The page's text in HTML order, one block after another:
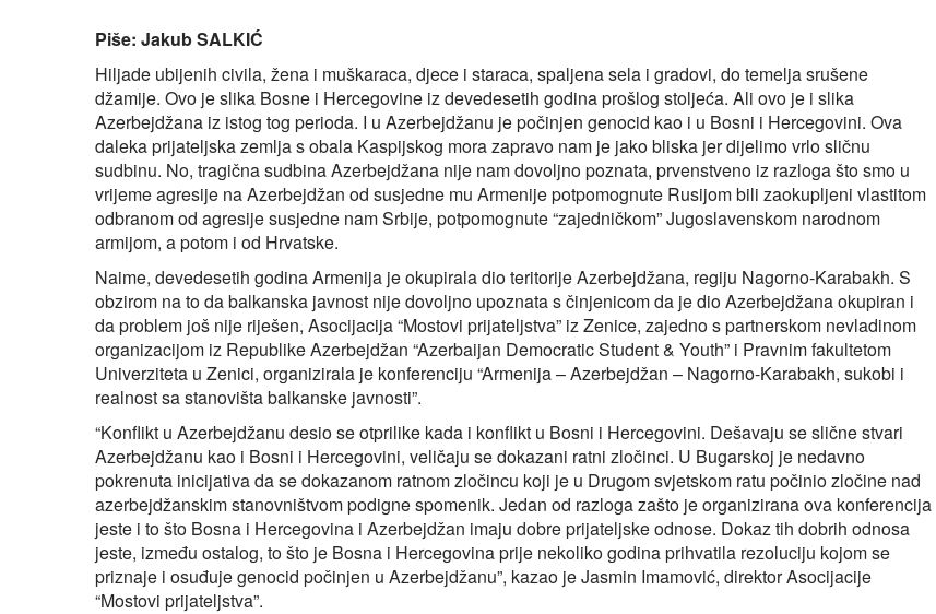
Piše: Jakub SALKIĆ
Hiljade ubijenih civila, žena i muškaraca, djece i staraca, spaljena sela i gradovi, do temelja srušene
džamije. Ovo je slika Bosne i Hercegovine iz devedesetih godina prošlog stoljeća. Ali ovo je i slika
Azerbejdžana iz istog tog perioda. I u Azerbejdžanu je počinjen genocid kao i u Bosni i Hercegovini. Ova
daleka prijateljska zemlja s obala Kaspijskog mora zapravo nam je jako bliska jer dijelimo vrlo sličnu
sudbinu. No, tragična sudbina Azerbejdžana nije nam dovoljno poznata, prvenstveno iz razloga što smo u
vrijeme agresije na Azerbejdžan od susjedne mu Armenije potpomognute Rusijom bili zaokupljeni vlastitom
odbranom od agresije susjedne nam Srbije, potpomognute “zajedničkom” Jugoslavenskom narodnom
armijom, a potom i od Hrvatske.
Naime, devedesetih godina Armenija je okupirala dio teritorije Azerbejdžana, regiju Nagorno‑Karabakh. S
obzirom na to da balkanska javnost nije dovoljno upoznata s činjenicom da je dio Azerbejdžana okupiran i
da problem još nije riješen, Asocijacija “Mostovi prijateljstva” iz Zenice, zajedno s partnerskom nevladinom
organizacijom iz Republike Azerbejdžan “Azerbaijan Democratic Student & Youth” i Pravnim fakultetom
Univerziteta u Zenici, organizirala je konferenciju “Armenija – Azerbejdžan – Nagorno-Karabakh, sukobi i
realnost sa stanovišta balkanske javnosti”.
“Konflikt u Azerbejdžanu desio se otprilike kada i konflikt u Bosni i Hercegovini. Dešavaju se slične stvari
Azerbejdžanu kao i Bosni i Hercegovini, veličaju se dokazani ratni zločinci. U Bugarskoj je nedavno
pokrenuta inicijativa da se dokazanom ratnom zločincu koji je u Drugom svjetskom ratu počinio zločine nad
azerbejdžanskim stanovništvom podigne spomenik. Jedan od razloga zašto je organizirana ova konferencija
jeste i to što Bosna i Hercegovina i Azerbejdžan imaju dobre prijateljske odnose. Dokaz tih dobrih odnosa
jeste, između ostalog, to što je Bosna i Hercegovina prije nekoliko godina prihvatila rezoluciju kojom se
priznaje i osuđuje genocid počinjen u Azerbejdžanu”, kazao je Jasmin Imamović, direktor Asocijacije
“Mostovi prijateljstva”.